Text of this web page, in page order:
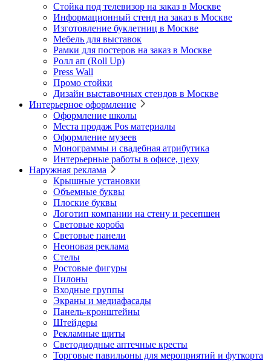
Стойка под телевизор на заказ в Москве
Информационный стенд на заказ в Москве
Изготовление буклетниц в Москве
Мебель для выставок
Рамки для постеров на заказ в Москве
Ролл ап (Roll Up)
Press Wall
Промо стойки
Дизайн выставочных стендов в Москве
Интерьерное оформление
Оформление школы
Места продаж Pos материалы
Оформление музеев
Монограммы и свадебная атрибутика
Интерьерные работы в офисе, цеху
Наружная реклама
Крышные установки
Объемные буквы
Плоские буквы
Логотип компании на стену и ресепшен
Световые короба
Световые панели
Неоновая реклама
Стелы
Ростовые фигуры
Пилоны
Входные группы
Экраны и медиафасады
Панель-кронштейны
Штейдеры
Рекламные щиты
Светодиодные аптечные кресты
Торговые павильоны для мероприятий и футкорта